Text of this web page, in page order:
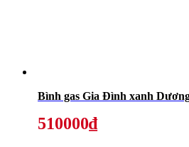
Bình gas Gia Đình xanh
510000₫